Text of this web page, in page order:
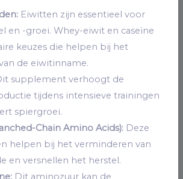
Eiwitten zijn essentieel voor
en -groei. Whey-eiwit en caseïne
keuzes die helpen bij het
de eiwitinname.
supplement verhoogt de
tijdens intensieve trainingen
spiergroei.
Chain Amino Acids): Deze
helpen bij het verminderen van
en versnellen het herstel.
Dit aminozuur kan de